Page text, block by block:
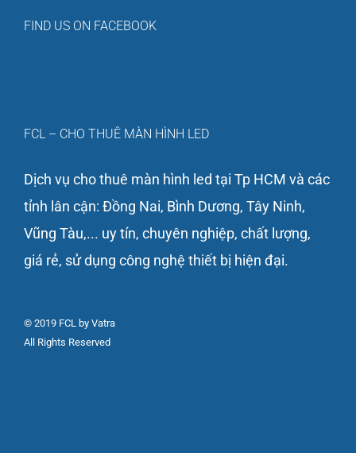
FIND US ON FACEBOOK
FCL – CHO THUÊ MÀN HÌNH LED
Dịch vụ cho thuê màn hình led tại Tp HCM và các
tỉnh lân cận: Đồng Nai, Bình Dương, Tây Ninh,
Vũng Tàu,... uy tín, chuyên nghiệp, chất lượng,
giá rẻ, sử dụng công nghệ thiết bị hiện đại.
© 2019 FCL by Vatra
All Rights Reserved